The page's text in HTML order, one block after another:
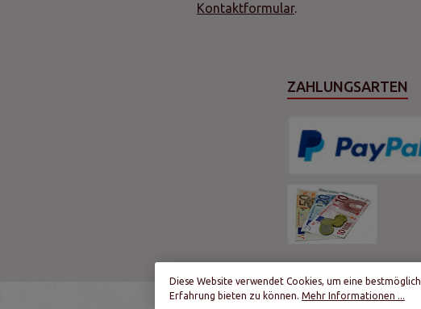
Kontaktformular.
ZAHLUNGSARTEN
Diese Website verwendet Cookies, um eine
Erfahrung bieten zu können. Mehr Informationen ...